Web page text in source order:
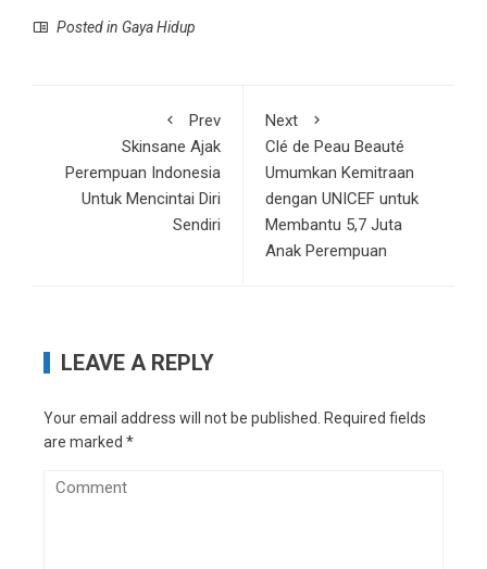
Posted in Gaya Hidup
Prev
Skinsane Ajak
Perempuan Indonesia
Untuk Mencintai Diri
Sendiri
Next
Clé de Peau Beauté
Umumkan Kemitraan
dengan UNICEF untuk
Membantu 5,7 Juta
Anak Perempuan
LEAVE A REPLY
Your email address will not be published.
Required fields
are marked *